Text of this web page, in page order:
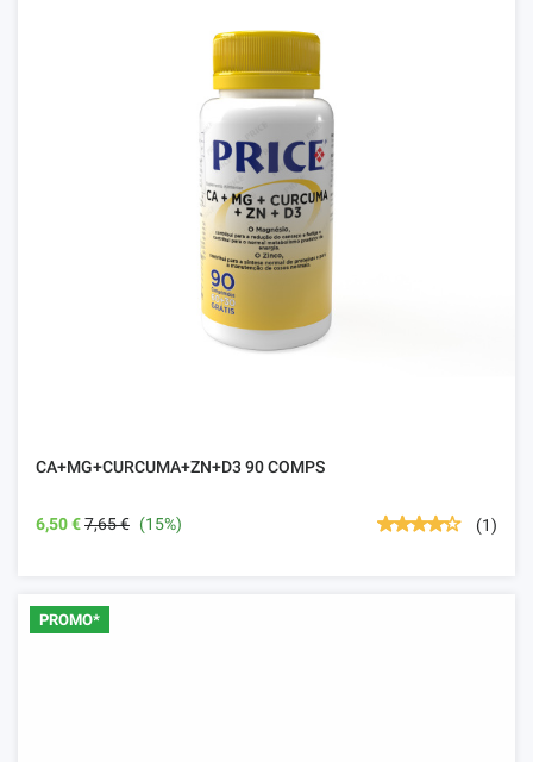
CA+MG+CURCUMA+ZN+D3 90 COMPS
6,50 €7,65 € (15%) (1)
PROMO*